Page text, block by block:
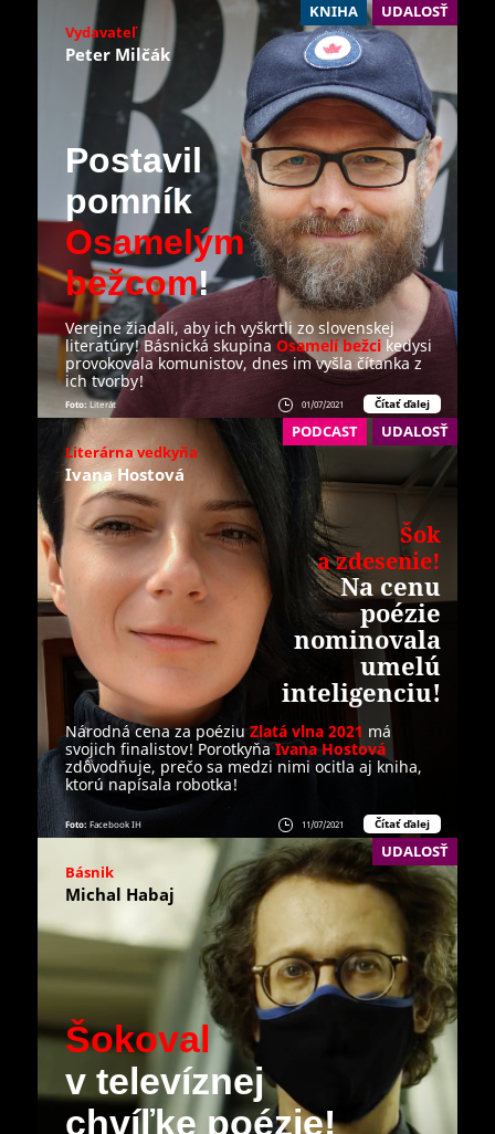
KNIHA
UDALOSŤ
Vydavateľ
Peter Milčák
Postavil
pomník
Osamelým
bežcom!
Verejne žiadali, aby ich vyškrtli zo slovenskej
literatúry! Básnická skupina Osamelí bežci kedysi
provokovala komunistov, dnes im vyšla čítanka z
ich tvorby!
01/07/2021 Čítať ďalej
Foto: Literát
PODCAST
UDALOSŤ
Literárna vedkyňa
Ivana Hostová
Šok
a zdesenie!
Na cenu
poézie
nominovala
umelú
inteligenciu!
Národná cena za poéziuZlatá vlna 2021 má
svojich finalistov! PorotkyňaIvana Hostová
zdôvodňuje, prečo sa medzi nimi ocitla aj kniha,
ktorú napísala robotka!
11/07/2021 Čítať ďalej
Foto: Facebook IH
UDALOSŤ
Básnik
Michal Habaj
Šokoval
v televíznej
chvíľke poézie!